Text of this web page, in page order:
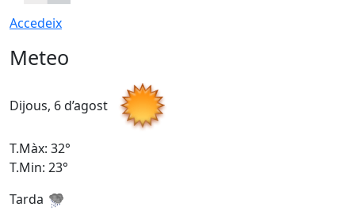
Accedeix
Meteo
Dijous, 6 d’agost
T.Màx: 32°
T.Min: 23°
Tarda